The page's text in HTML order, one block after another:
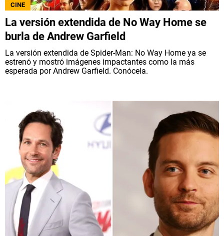
CINE
La versión extendida de No Way Home se
burla de Andrew Garfield
La versión extendida de Spider-Man: No Way Home ya se
estrenó y mostró imágenes impactantes como la más
esperada por Andrew Garfield. Conócela.